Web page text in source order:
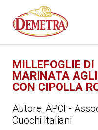
MILLEFOGLIE
MARINATA
CON CIPOLLA
Autore: APCI -
Cuochi Italiani